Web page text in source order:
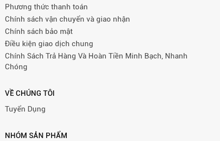
Phương thức thanh toán
Chính sách vận chuyển và giao nhận
Chính sách bảo mật
Điều kiện giao dịch chung
Chính Sách Trả Hàng Và Hoàn Tiền Minh Bạch, Nhanh
Chóng
VỀ CHÚNG TÔI
Tuyển Dụng
NHÓM SẢN PHẨM